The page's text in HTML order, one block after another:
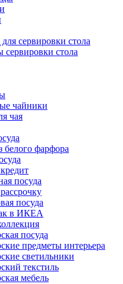
сервировки стола
сервировки стола
чайники
чая
белого фарфора
посуда
посуда
в ИКЕА
посуда
предметы интерьера
светильники
текстиль
мебель